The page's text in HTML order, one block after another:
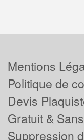
Mentions
Politique de
Devis
Gratuit &
Suppression